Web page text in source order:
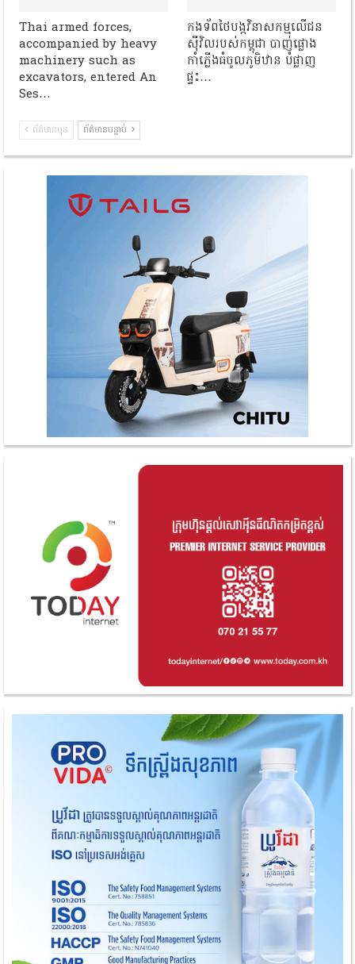
Thai armed forces,
accompanied by heavy
machinery such as
excavators, entered An
Ses…
កងទ័ពថៃបង្កវិនាសកម្មលើជន
ស៊ីវិលរបស់កម្ពុជា បាញ់ផ្លោង
កាំភ្លើងធំចូលភូមិឋាន បំផ្លាញ
ផ្ទះ…
ព័ត៌មានមុន ព័ត៌មានបន្ទាប់